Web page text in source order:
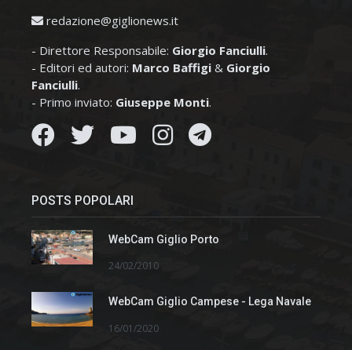
redazione@giglionews.it
- Direttore Responsabile: Giorgio Fanciulli.
- Editori ed autori: Marco Baffigi & Giorgio
Fanciulli.
- Primo inviato: Giuseppe Monti.
POSTS POPOLARI
WebCam Giglio Porto
24/02/2010
WebCam Giglio Campese - Lega Navale
16/01/2020